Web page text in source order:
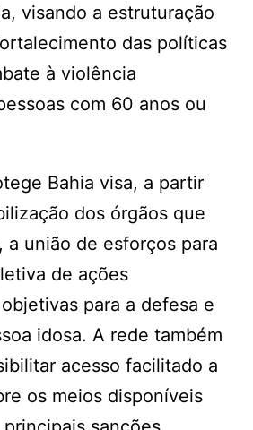
visando a estruturação
das políticas
à violência
com 60 anos ou
Bahia visa, a partir
dos órgãos que
a união de esforços para
de ações
para a defesa e
idosa. A rede também
acesso facilitado a
os meios disponíveis